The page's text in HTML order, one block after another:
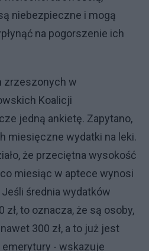
niebezpieczne i mogą
na pogorszenie ich
zrzeszonych w
Koalicji
jedną ankietę. Zapytano,
miesięczne wydatki na leki.
że przeciętna wysokość
miesiąc w aptece wynosi
średnia wydatków
to oznacza, że są osoby,
300 zł, a to już jest
- wskazuje